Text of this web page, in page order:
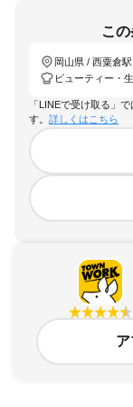
こ
岡山県 / 西粟倉駅
ビューティー・
「LINEで受け取る」
す。 詳しくはこちら